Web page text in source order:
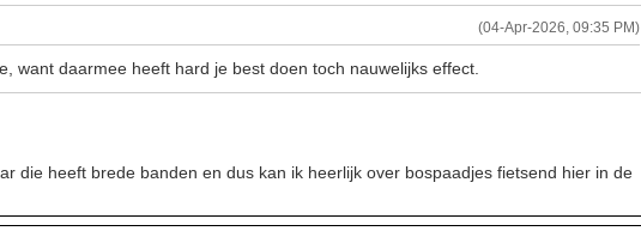
(04-Apr-2026, 09:35 PM)
want daarmee heeft hard je best doen toch nauwelijks effect.
die heeft brede banden en dus kan ik heerlijk over bospaadjes fietsend hier in de